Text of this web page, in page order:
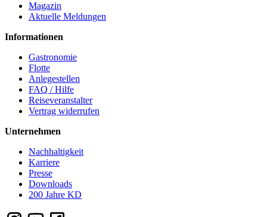
Magazin
Aktuelle Meldungen
Informationen
Gastronomie
Flotte
Anlegestellen
FAQ / Hilfe
Reiseveranstalter
Vertrag widerrufen
Unternehmen
Nachhaltigkeit
Karriere
Presse
Downloads
200 Jahre KD